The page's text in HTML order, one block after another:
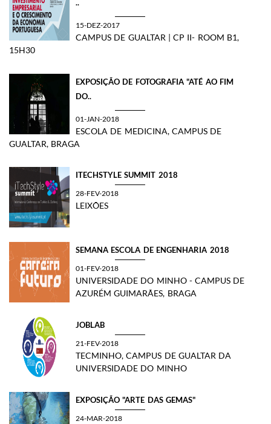
..
15-DEZ-2017
CAMPUS DE GUALTAR | CP II- ROOM B1,
15H30
EXPOSIÇÃO DE FOTOGRAFIA "ATÉ AO FIM
DO..
01-JAN-2018
ESCOLA DE MEDICINA, CAMPUS DE
GUALTAR, BRAGA
ITECHSTYLE SUMMIT 2018
28-FEV-2018
LEIXÕES
SEMANA ESCOLA DE ENGENHARIA 2018
01-FEV-2018
UNIVERSIDADE DO MINHO - CAMPUS DE
AZURÉM GUIMARÃES, BRAGA
JOBLAB
21-FEV-2018
TECMINHO, CAMPUS DE GUALTAR DA
UNIVERSIDADE DO MINHO
EXPOSIÇÃO "ARTE DAS GEMAS"
24-MAR-2018